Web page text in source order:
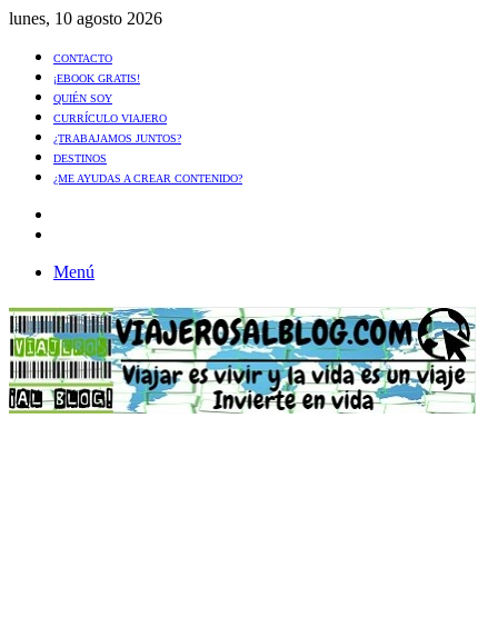
lunes, 10 agosto 2026
CONTACTO
¡EBOOK GRATIS!
QUIÉN SOY
CURRÍCULO VIAJERO
¿TRABAJAMOS JUNTOS?
DESTINOS
¿ME AYUDAS A CREAR CONTENIDO?
Menú